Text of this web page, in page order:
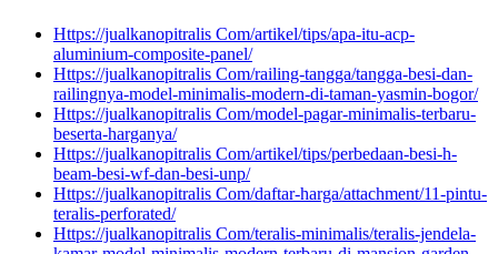
Https://jualkanopitralis Com/artikel/tips/apa-itu-acp-
aluminium-composite-panel/
Https://jualkanopitralis Com/railing-tangga/tangga-besi-dan-
railingnya-model-minimalis-modern-di-taman-yasmin-bogor/
Https://jualkanopitralis Com/model-pagar-minimalis-terbaru-
beserta-harganya/
Https://jualkanopitralis Com/artikel/tips/perbedaan-besi-h-
beam-besi-wf-dan-besi-unp/
Https://jualkanopitralis Com/daftar-harga/attachment/11-pintu-
teralis-perforated/
Https://jualkanopitralis Com/teralis-minimalis/teralis-jendela-